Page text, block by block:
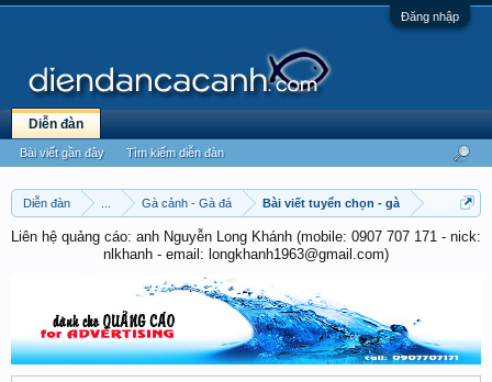
Đăng nhập
Diễn đàn Gà cảnh - Gà đá Bài viết tuyển chọn - gà
Liên hệ quảng cáo: anh Nguyễn Long Khánh (mobile: 0907 707 171 - nick:
nlkhanh - email: longkhanh1963@gmail.com)
Diễn đàn
Bài viết gần đây Tìm kiếm diễn đàn